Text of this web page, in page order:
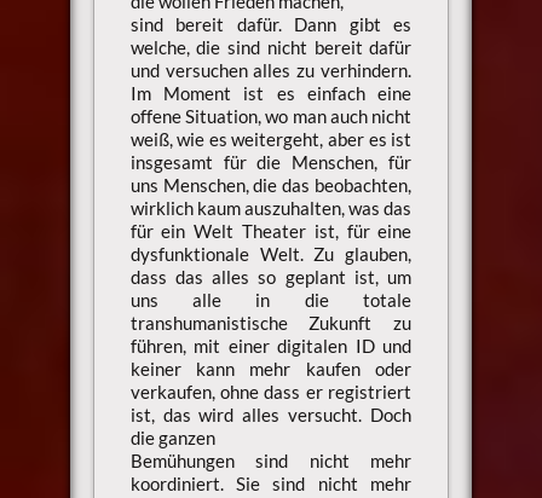
sind bereit dafür. Dann gibt es
welche, die sind nicht bereit dafür
und versuchen alles zu verhindern.
Im Moment ist es einfach eine
offene Situation, wo man auch nicht
weiß, wie es weitergeht, aber es ist
insgesamt für die Menschen, für
uns Menschen, die das beobachten,
wirklich kaum auszuhalten, was das
für ein Welt Theater ist, für eine
dysfunktionale Welt. Zu glauben,
dass das alles so geplant ist, um
uns alle in die totale
transhumanistische Zukunft zu
führen, mit einer digitalen ID und
keiner kann mehr kaufen oder
verkaufen, ohne dass er registriert
ist, das wird alles versucht. Doch
die ganzen
Bemühungen sind nicht mehr
koordiniert. Sie sind nicht mehr